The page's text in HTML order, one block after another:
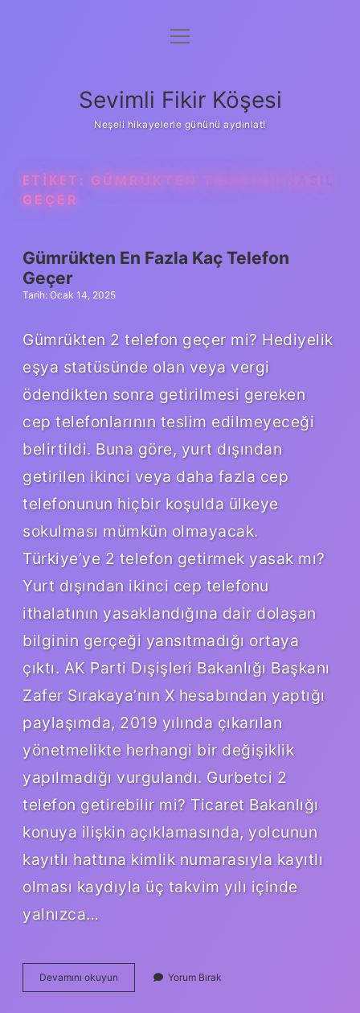
Anasayfa
Yasal Uyarı
menüyü
Sevimli Fikir Köşesi
Neşeli hikayelerle gününü aydınlat!
ETIKET: GÜMRÜKTEN TELEFON NASIL
GEÇER
Gümrükten En Fazla Kaç Telefon
Geçer
Tarih: Ocak 14, 2025
Gümrükten 2 telefon geçer mi? Hediyelik
eşya statüsünde olan veya vergi
ödendikten sonra getirilmesi gereken
cep telefonlarının teslim edilmeyeceği
belirtildi. Buna göre, yurt dışından
getirilen ikinci veya daha fazla cep
telefonunun hiçbir koşulda ülkeye
sokulması mümkün olmayacak.
Türkiye’ye 2 telefon getirmek yasak mı?
Yurt dışından ikinci cep telefonu
ithalatının yasaklandığına dair dolaşan
bilginin gerçeği yansıtmadığı ortaya
çıktı. AK Parti Dışişleri Bakanlığı Başkanı
Zafer Sırakaya’nın X hesabından yaptığı
paylaşımda, 2019 yılında çıkarılan
yönetmelikte herhangi bir değişiklik
yapılmadığı vurgulandı. Gurbetci 2
telefon getirebilir mi? Ticaret Bakanlığı
konuya ilişkin açıklamasında, yolcunun
kayıtlı hattına kimlik numarasıyla kayıtlı
olması kaydıyla üç takvim yılı içinde
yalnızca…
Devamını okuyun Gümrükten
En
Yorum Bırak